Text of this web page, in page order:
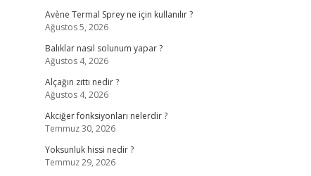
Avène Termal Sprey ne için kullanılır ?
Ağustos 5, 2026
Balıklar nasıl solunum yapar ?
Ağustos 4, 2026
Alçağın zıttı nedir ?
Ağustos 4, 2026
Akciğer fonksiyonları nelerdir ?
Temmuz 30, 2026
Yoksunluk hissi nedir ?
Temmuz 29, 2026